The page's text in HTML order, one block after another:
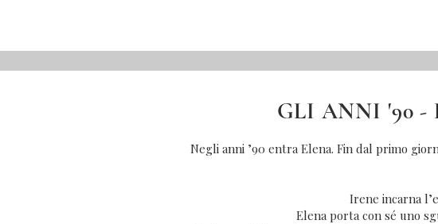
GLI ANNI '90 -
Negli anni ’90 entra Elena. Fin dal primo
Irene incarna
Elena porta con sé uno